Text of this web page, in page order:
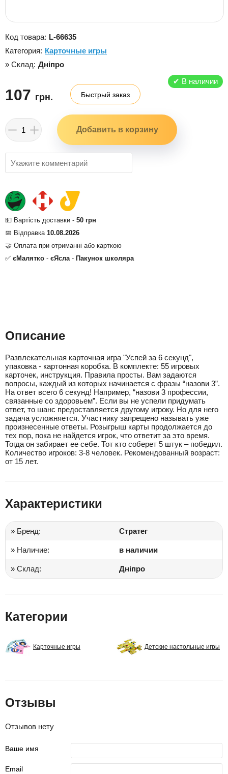
Код товара: L-66635
Категория: Карточные игры
» Склад: Дніпро
✔ В наличии
107 грн. Быстрый заказ
💵 Вартість доставки - 50 грн
📅 Відправка 10.08.2026
🤝 Оплата при отриманні або карткою
✅ єМалятко - єЯсла- Пакунок школяра
Описание
Развлекательная карточная игра "Успей за 6 секунд",
упаковка - картонная коробка. В комплекте: 55 игровых
карточек, инструкция. Правила просты. Вам задаются
вопросы, каждый из которых начинается с фразы “назови 3”.
На ответ всего 6 секунд! Например, “назови 3 профессии,
связанные со здоровьем”. Если вы не успели придумать
ответ, то шанс предоставляется другому игроку. Но для него
задача усложняется. Участнику запрещено называть уже
произнесенные ответы. Розыгрыш карты продолжается до
тех пор, пока не найдется игрок, что ответит за это время.
Тогда он забирает ее себе. Тот кто соберет 5 штук – победил.
Количество игроков: 3-8 человек. Рекомендованный возраст:
от 15 лет.
Характеристики
» Бренд: Стратег
» Наличие: в наличии
» Склад: Дніпро
Категории
Карточные игры Детские настольные игры
Отзывы
Отзывов нету
Ваше имя
Email